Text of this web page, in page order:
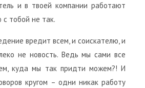
и в твоей компании работают
тобой не так.
вредит всем, и соискателю, и
не новость. Ведь мы сами все
куда мы так придти можем?! И
кругом – одни никак работу